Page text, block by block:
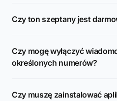
Czy ton szeptany jest
Czy mogę wyłączyć
określonych numerów?
Czy muszę zainstalować